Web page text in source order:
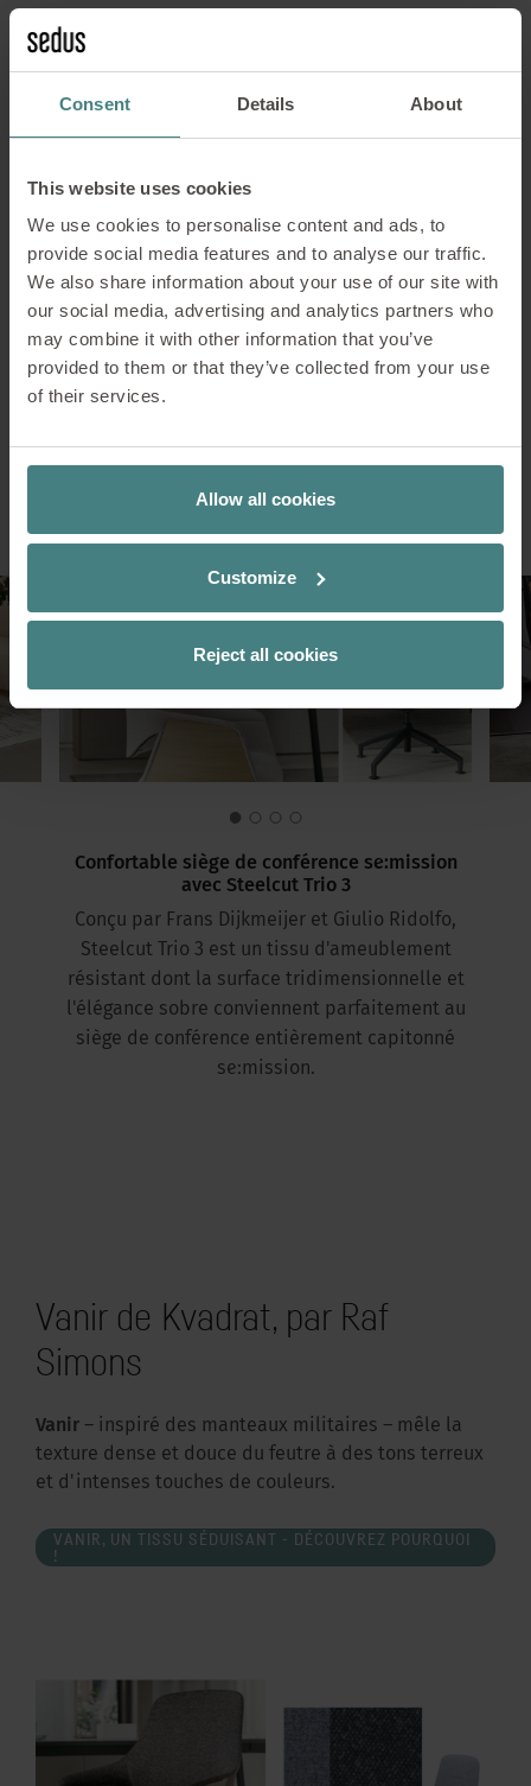
Consent Details About
This website uses cookies
We use cookies to personalise content and ads, to
provide social media features and to analyse our traffic.
We also share information about your use of our site with
our social media, advertising and analytics partners who
may combine it with other information that you’ve
provided to them or that they’ve collected from your use
of their services.
Allow all cookies
Customize
Reject all cookies
SERPENTINE, UN TISSU SÉDUISANT - DÉCOUVREZ
Steelcut Trio 3 de Kvadrat, par
Frans Dijkmeijer & Giulio Ridolfo
Steelcut Trio 3fascine par sa structure pyramidale qui
lui confère une profondeur et un dynamisme singuliers.
Trois fils de couleurs différentes, tout en nuances –
STEELCUT TRIO 3, UN TISSU SÉDUISANT - DÉCOUVREZ
POURQUOI !
Confortable siège de conférence se:mission
avec Steelcut Trio 3
Conçu par Frans Dijkmeijer et Giulio Ridolfo,
Steelcut Trio 3 est un tissu d'ameublement
résistant dont la surface tridimensionnelle et
l'élégance sobre conviennent parfaitement au
siège de conférence entièrement capitonné
se:mission.
Vanir de Kvadrat, par Raf
Simons
Vanir – inspiré des manteaux militaires – mêle la
texture dense et douce du feutre à des tons terreux
et d'intenses touches de couleurs.
VANIR, UN TISSU SÉDUISANT - DÉCOUVREZ POURQUOI
!